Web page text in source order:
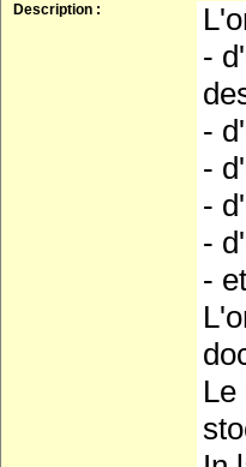
Description :
-
-
-
-
-
-